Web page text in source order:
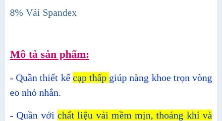
8% Vải Spandex
Mô tả sản phẩm:
- Quần thiết kếcạp thấp giúp nàng khoe trọn vòng
eo nhỏ nhắn.
- Quần với chất liệu vải mềm mịn, thoáng khí và